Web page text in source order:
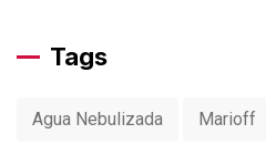
Tags
Agua Nebulizada Marioff